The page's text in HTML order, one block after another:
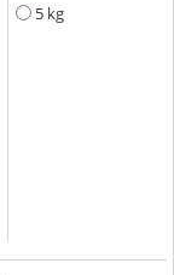
5 kg